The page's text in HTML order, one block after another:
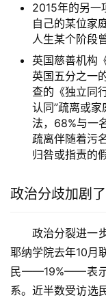
2015年的另一
自己的某位家
人生某个阶段
英国慈善机构
英国五分之一
查的《独立同
认同”疏离或
法，68%与一
疏离伴随着污
归咎或指责的
政治分歧加剧了
政治分裂进一
耶纳学院去年10月
民——19%——表示
系。近半数受访选